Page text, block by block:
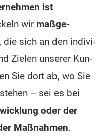
ist
wir maß­ge­
, die sich an den indi­vi­
Zie­len unse­rer Kun­
Sie dort ab, wo Sie
– sei es bei
oder der
Maß­nah­men.